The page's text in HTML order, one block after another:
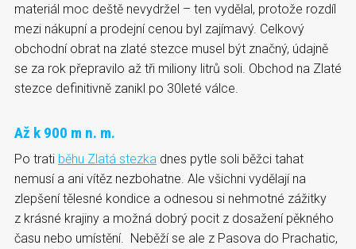
materiál moc deště nevydržel – ten vydělal, protože rozdíl
mezi nákupní a prodejní cenou byl zajímavý. Celkový
obchodní obrat na zlaté stezce musel být značný, údajně
se za rok přepravilo až tři miliony litrů soli. Obchod na Zlaté
stezce definitivně zanikl po 30leté válce.
Až k 900 m n. m.
Po trati běhu Zlatá stezka dnes pytle soli běžci tahat
nemusí a ani vítěz nezbohatne. Ale všichni vydělají na
zlepšení tělesné kondice a odnesou si nehmotné zážitky
z krásné krajiny a možná dobrý pocit z dosažení pěkného
času nebo umístění. Neběží se ale z Pasova do Prachatic,